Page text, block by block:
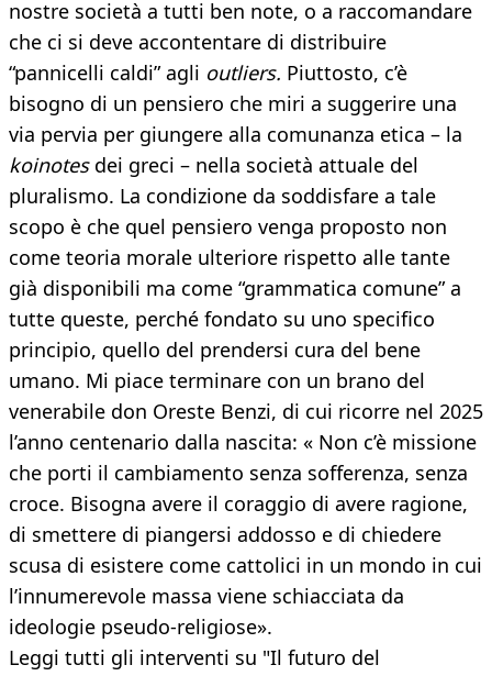
nostre società a tutti ben note, o a raccomandare
che ci si deve accontentare di distribuire
“pannicelli caldi” agli outliers. Piuttosto, c’è
bisogno di un pensiero che miri a suggerire una
via pervia per giungere alla comunanza etica – la
koinotesdei greci – nella società attuale del
pluralismo. La condizione da soddisfare a tale
scopo è che quel pensiero venga proposto non
come teoria morale ulteriore rispetto alle tante
già disponibili ma come “grammatica comune” a
tutte queste, perché fondato su uno specifico
principio, quello del prendersi cura del bene
umano. Mi piace terminare con un brano del
venerabile don Oreste Benzi, di cui ricorre nel 2025
l’anno centenario dalla nascita: « Non c’è missione
che porti il cambiamento senza sofferenza, senza
croce. Bisogna avere il coraggio di avere ragione,
di smettere di piangersi addosso e di chiedere
scusa di esistere come cattolici in un mondo in cui
l’innumerevole massa viene schiacciata da
ideologie pseudo-religiose».
Leggi tutti gli interventi su "Il futuro del